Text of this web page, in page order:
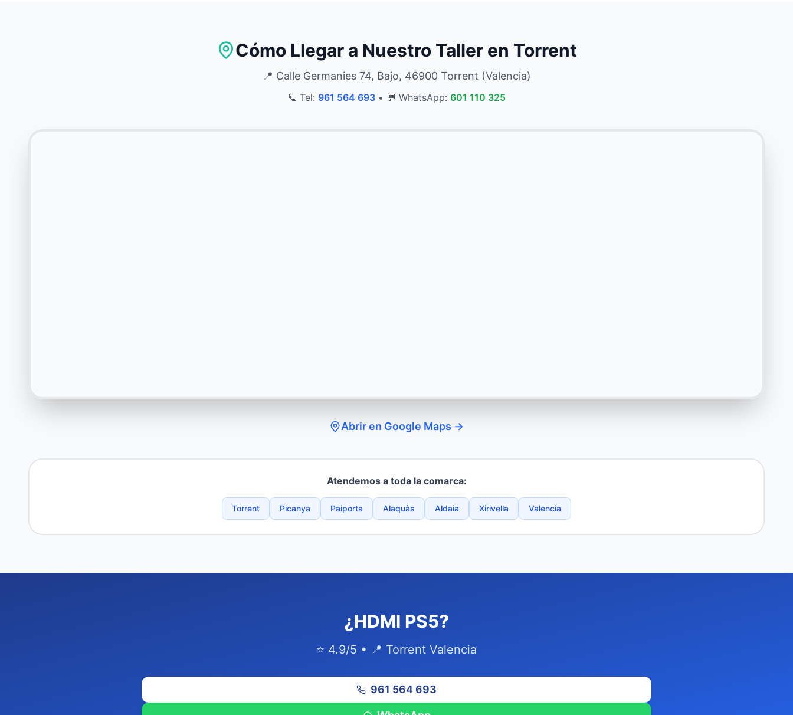
Cómo Llegar a Nuestro Taller en Torrent
📍 Calle Germanies 74, Bajo, 46900 Torrent (Valencia)
📞 Tel: 961 564 693 • 💬 WhatsApp: 601 110 325
Abrir en Google Maps →
Atendemos a toda la comarca:
Torrent Picanya Paiporta Alaquàs Aldaia Xirivella Valencia
¿HDMI PS5?
⭐ 4.9/5 • 📍 Torrent Valencia
961 564 693